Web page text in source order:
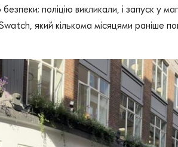
поліцію викликали, і запуск у
який кількома місяцями раніше